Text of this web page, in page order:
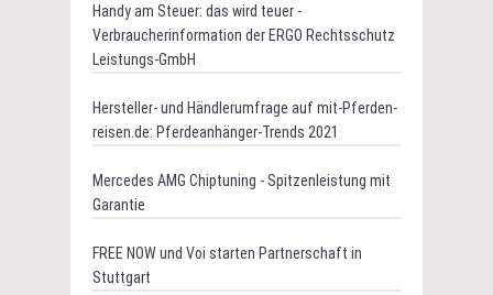
Handy am Steuer: das wird teuer -
Verbraucherinformation der ERGO Rechtsschutz
Leistungs-GmbH
Hersteller- und Händlerumfrage auf mit-Pferden-
reisen.de: Pferdeanhänger-Trends 2021
Mercedes AMG Chiptuning - Spitzenleistung mit
Garantie
FREE NOW und Voi starten Partnerschaft in
Stuttgart